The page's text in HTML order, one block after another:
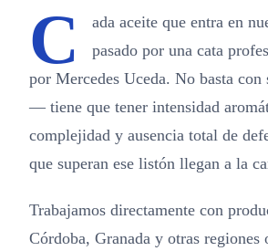
C
ada aceite que entra en
pasado por una cata
por Mercedes Uceda. No basta
— tiene que tener intensidad
complejidad y ausencia total de
que superan ese listón llegan a la
Trabajamos directamente con
Córdoba, Granada y otras regiones